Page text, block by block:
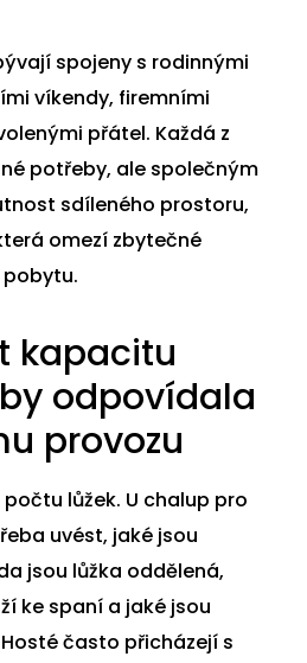
spojeny s rodinnými
víkendy, firemními
přátel. Každá z
potřeby, ale společným
sdíleného prostoru,
omezí zbytečné
kapacitu
odpovídala
provozu
lůžek. U chalup pro
uvést, jaké jsou
jsou lůžka oddělená,
ke spaní a jaké jsou
často přicházejí s